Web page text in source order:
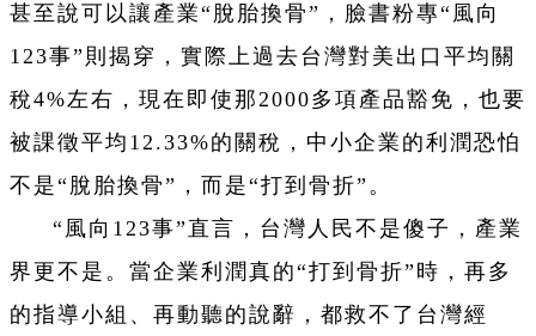
甚至說可以讓產業“脫胎換骨”，臉書粉專“風向
123事”則揭穿，實際上過去台灣對美出口平均關
稅4%左右，現在即使那2000多項產品豁免，也要
被課徵平均12.33%的關稅，中小企業的利潤恐怕
不是“脫胎換骨”，而是“打到骨折”。
“風向123事”直言，台灣人民不是傻子，產業
界更不是。當企業利潤真的“打到骨折”時，再多
的指導小組、再動聽的說辭，都救不了台灣經